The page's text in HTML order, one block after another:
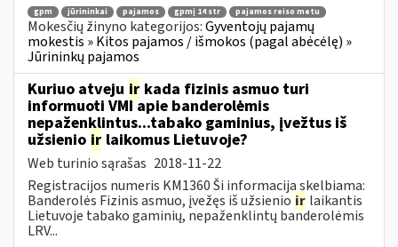
gpm jūrininkai pajamos gpmį 14 str pajamos reiso metu
Mokesčių žinyno kategorijos:Gyventojų pajamų
mokestis » Kitos pajamos / išmokos (pagal abėcėlę) »
Jūrininkų pajamos
Kuriuo atveju ir kada fizinis asmuo turi
informuoti VMI apie banderolėmis
nepaženklintus...tabako gaminius, įvežtus iš
užsienio ir laikomus Lietuvoje?
Web turinio sąrašas 2018-11-22
Registracijos numeris KM1360 Ši informacija skelbiama:
Banderolės Fizinis asmuo, įvežęs iš užsienio ir laikantis
Lietuvoje tabako gaminių, nepaženklintų banderolėmis
LRV...